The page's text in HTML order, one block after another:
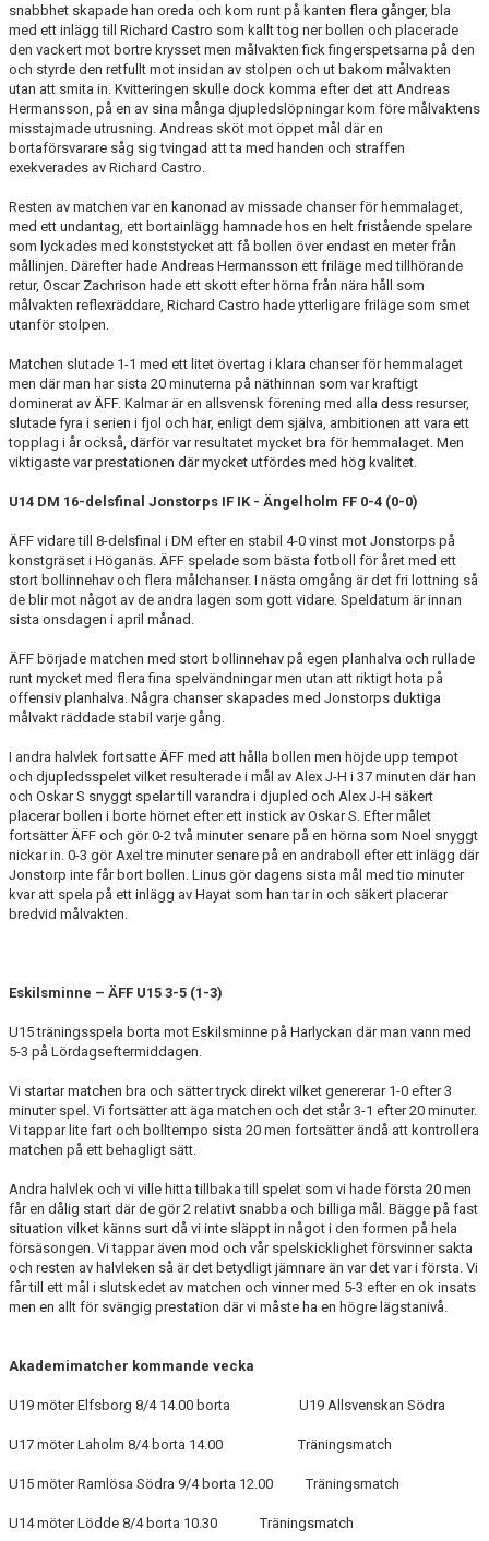
snabbhet skapade han oreda och kom runt på kanten flera gånger, bla
med ett inlägg till Richard Castro som kallt tog ner bollen och placerade
den vackert mot bortre krysset men målvakten fick fingerspetsarna på den
och styrde den retfullt mot insidan av stolpen och ut bakom målvakten
utan att smita in. Kvitteringen skulle dock komma efter det att Andreas
Hermansson, på en av sina många djupledslöpningar kom före målvaktens
misstajmade utrusning. Andreas sköt mot öppet mål där en
bortaförsvarare såg sig tvingad att ta med handen och straffen
exekverades av Richard Castro.
Resten av matchen var en kanonad av missade chanser för hemmalaget,
med ett undantag, ett bortainlägg hamnade hos en helt fristående spelare
som lyckades med konststycket att få bollen över endast en meter från
mållinjen. Därefter hade Andreas Hermansson ett friläge med tillhörande
retur, Oscar Zachrison hade ett skott efter hörna från nära håll som
målvakten reflexräddare, Richard Castro hade ytterligare friläge som smet
utanför stolpen.
Matchen slutade 1-1 med ett litet övertag i klara chanser för hemmalaget
men där man har sista 20 minuterna på näthinnan som var kraftigt
dominerat av ÄFF. Kalmar är en allsvensk förening med alla dess resurser,
slutade fyra i serien i fjol och har, enligt dem själva, ambitionen att vara ett
topplag i år också, därför var resultatet mycket bra för hemmalaget. Men
viktigaste var prestationen där mycket utfördes med hög kvalitet.
U14 DM 16-delsfinal Jonstorps IF IK - Ängelholm FF 0-4 (0-0)
ÄFF vidare till 8-delsfinal i DM efter en stabil 4-0 vinst mot Jonstorps på
konstgräset i Höganäs. ÄFF spelade som bästa fotboll för året med ett
stort bollinnehav och flera målchanser. I nästa omgång är det fri lottning så
de blir mot något av de andra lagen som gott vidare. Speldatum är innan
sista onsdagen i april månad.
ÄFF började matchen med stort bollinnehav på egen planhalva och rullade
runt mycket med flera fina spelvändningar men utan att riktigt hota på
offensiv planhalva. Några chanser skapades med Jonstorps duktiga
målvakt räddade stabil varje gång.
I andra halvlek fortsatte ÄFF med att hålla bollen men höjde upp tempot
och djupledsspelet vilket resulterade i mål av Alex J-H i 37 minuten där han
och Oskar S snyggt spelar till varandra i djupled och Alex J-H säkert
placerar bollen i borte hörnet efter ett instick av Oskar S. Efter målet
fortsätter ÄFF och gör 0-2 två minuter senare på en hörna som Noel snyggt
nickar in. 0-3 gör Axel tre minuter senare på en andraboll efter ett inlägg där
Jonstorp inte får bort bollen. Linus gör dagens sista mål med tio minuter
kvar att spela på ett inlägg av Hayat som han tar in och säkert placerar
bredvid målvakten.
Eskilsminne – ÄFF U15 3-5 (1-3)
U15 träningsspela borta mot Eskilsminne på Harlyckan där man vann med
5-3 på Lördagseftermiddagen.
Vi startar matchen bra och sätter tryck direkt vilket genererar 1-0 efter 3
minuter spel. Vi fortsätter att äga matchen och det står 3-1 efter 20 minuter.
Vi tappar lite fart och bolltempo sista 20 men fortsätter ändå att kontrollera
matchen på ett behagligt sätt.
Andra halvlek och vi ville hitta tillbaka till spelet som vi hade första 20 men
får en dålig start där de gör 2 relativt snabba och billiga mål. Bägge på fast
situation vilket känns surt då vi inte släppt in något i den formen på hela
försäsongen. Vi tappar även mod och vår spelskicklighet försvinner sakta
och resten av halvleken så är det betydligt jämnare än var det var i första. Vi
får till ett mål i slutskedet av matchen och vinner med 5-3 efter en ok insats
men en allt för svängig prestation där vi måste ha en högre lägstanivå.
Akademimatcher kommande vecka
U19 möter Elfsborg 8/4 14.00 borta U19 Allsvenskan Södra
U17 möter Laholm 8/4 borta 14.00 Träningsmatch
U15 möter Ramlösa Södra 9/4 borta 12.00 Träningsmatch
U14 möter Lödde 8/4 borta 10.30 Träningsmatch